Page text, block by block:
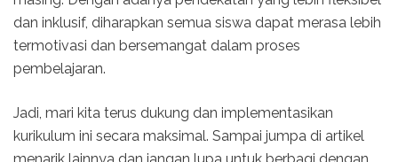
dan inklusif, diharapkan semua siswa dapat merasa lebih
termotivasi dan bersemangat dalam proses
pembelajaran.
Jadi, mari kita terus dukung dan implementasikan
kurikulum ini secara maksimal. Sampai jumpa di artikel